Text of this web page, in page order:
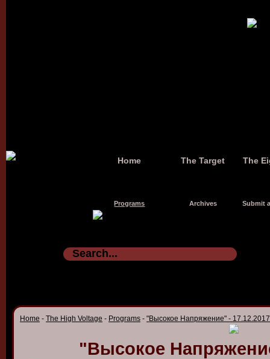
Home The Target The
Programs Archives Submit
Home - The High Voltage - Programs - "Высокое Напряжение" - 17.12.2017
"Высокое